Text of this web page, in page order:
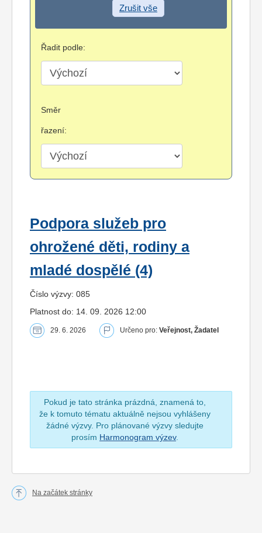
Zrušit vše
Řadit podle:
Směr
řazení:
Podpora služeb pro
ohrožené děti, rodiny a
mladé dospělé (4)
Číslo výzvy: 085
Platnost do: 14. 09. 2026 12:00
29. 6. 2026 Určeno pro: Veřejnost, Žadatel
Pokud je tato stránka prázdná, znamená to,
že k tomuto tématu aktuálně nejsou vyhlášeny
žádné výzvy. Pro plánované výzvy sledujte
prosím Harmonogram výzev.
Na začátek stránky